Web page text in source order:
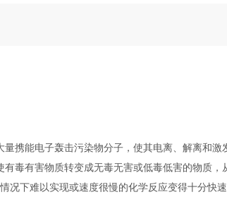
能电子轰击污染物分子，使其电离、解离和激
毒有害物质转变成无毒无害或低毒低害的物质，
况下难以实现或速度很慢的化学反应变得十分快